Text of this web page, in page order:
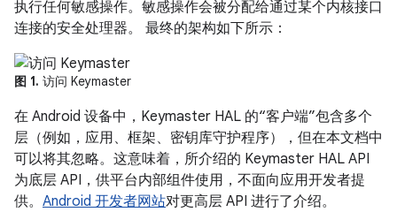
执行任何敏感操作。敏感操作会被分配给通过某个内核接口
连接的安全处理器。 最终的架构如下所示：
图 1. 访问 Keymaster
在 Android 设备中，Keymaster HAL 的“客户端”包含多个
层（例如，应用、框架、密钥库守护程序），但在本文档中
可以将其忽略。这意味着，所介绍的 Keymaster HAL API
为底层 API，供平台内部组件使用，不面向应用开发者提
供。 Android 开发者网站对更高层 API 进行了介绍。